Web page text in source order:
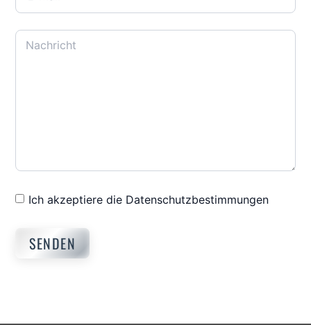
Ich akzeptiere die Datenschutzbestimmungen
SENDEN